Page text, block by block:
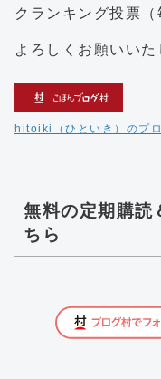
クランキング投票
よろしくお願いいた
hitoiki（ひといき）のプ
無料の定期購読
ちら